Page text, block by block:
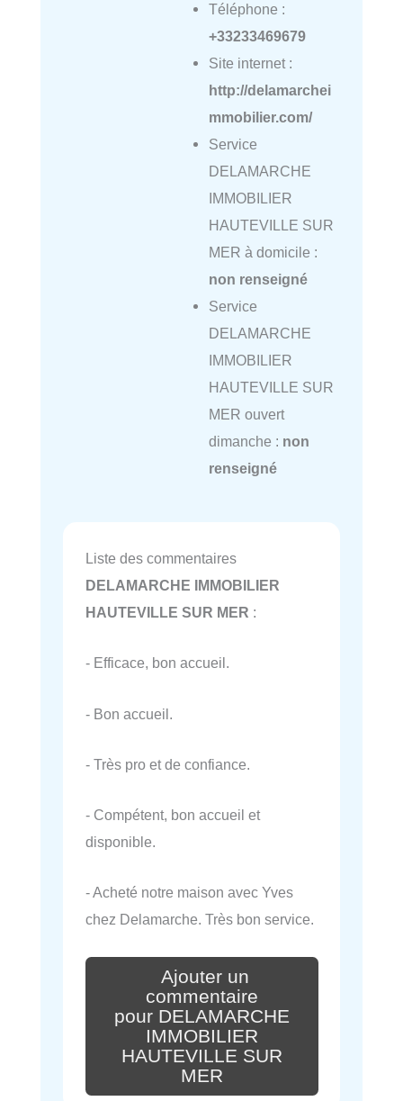
Téléphone :
+33233469679
Site internet :
http://delamarchei
mmobilier.com/
Service
DELAMARCHE
IMMOBILIER
HAUTEVILLE SUR
MER à domicile :
non renseigné
Service
DELAMARCHE
IMMOBILIER
HAUTEVILLE SUR
MER ouvert
dimanche : non
renseigné
Liste des commentaires
DELAMARCHE IMMOBILIER
HAUTEVILLE SUR MER :
- Efficace, bon accueil.
- Bon accueil.
- Très pro et de confiance.
- Compétent, bon accueil et
disponible.
- Acheté notre maison avec Yves
chez Delamarche. Très bon service.
Ajouter un
commentaire
pour DELAMARCHE
IMMOBILIER
HAUTEVILLE SUR
MER